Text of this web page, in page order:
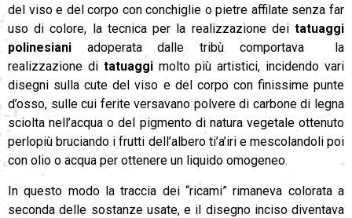
del viso e del corpo con conchiglie o pietre affilate senza far
uso di colore, la tecnica per la realizzazione dei tatuaggi
polinesiani adoperata dalle tribù comportava la
realizzazione di tatuaggimolto più artistici, incidendo vari
disegni sulla cute del viso e del corpo con finissime punte
d’osso, sulle cui ferite versavano polvere di carbone di legna
sciolta nell’acqua o del pigmento di natura vegetale ottenuto
perlopiù bruciando i frutti dell’albero ti’a’iri e mescolandoli poi
con olio o acqua per ottenere un liquido omogeneo.
In questo modo la traccia dei “ricami” rimaneva colorata a
seconda delle sostanze usate, e il disegno inciso diventava